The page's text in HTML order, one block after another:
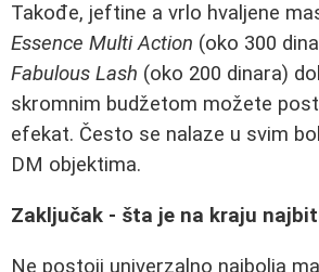
Takođe, jeftine a vrlo hvaljene
Essence Multi Action (oko 300
Fabulous Lash (oko 200 dinara)
skromnim budžetom možete
efekat. Često se nalaze u svim
DM objektima.
Zaključak - šta je na kraju
Ne postoji univerzalno najbolja